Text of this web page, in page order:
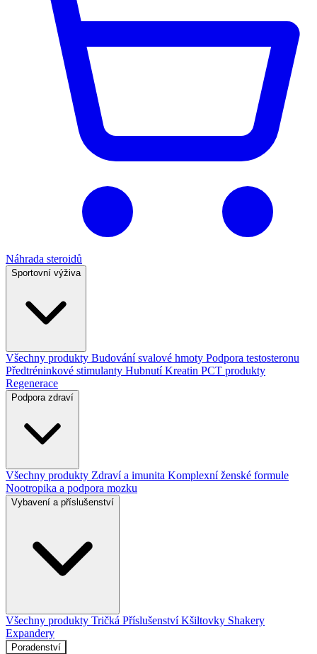
Náhrada steroidů
Sportovní výživa
Všechny produkty Budování svalové hmoty Podpora testosteronu
Předtréninkové stimulanty HubnutíKreatin PCT produkty
Regenerace
Podpora zdraví
Všechny produkty Zdraví a imunita Komplexní ženské formule
Nootropika a podpora mozku
Vybavení a příslušenství
Všechny produkty Tričká PříslušenstvíKšiltovky Shakery
Expandery
Poradenství